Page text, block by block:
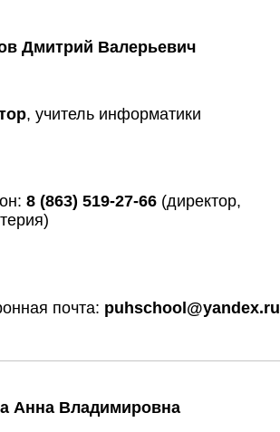
Дмитрий Валерьевич
, учитель информатики
8 (863) 519-27-66(директор,
почта: puhschool@yandex.ru
Анна Владимировна